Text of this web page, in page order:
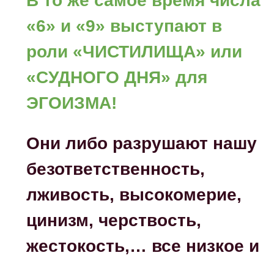
«6» и «9» выступают в
роли «ЧИСТИЛИЩА» или
«СУДНОГО ДНЯ» для
ЭГОИЗМА!
Они либо разрушают нашу
безответственность,
лживость, высокомерие,
цинизм, черствость,
жестокость,… все низкое и